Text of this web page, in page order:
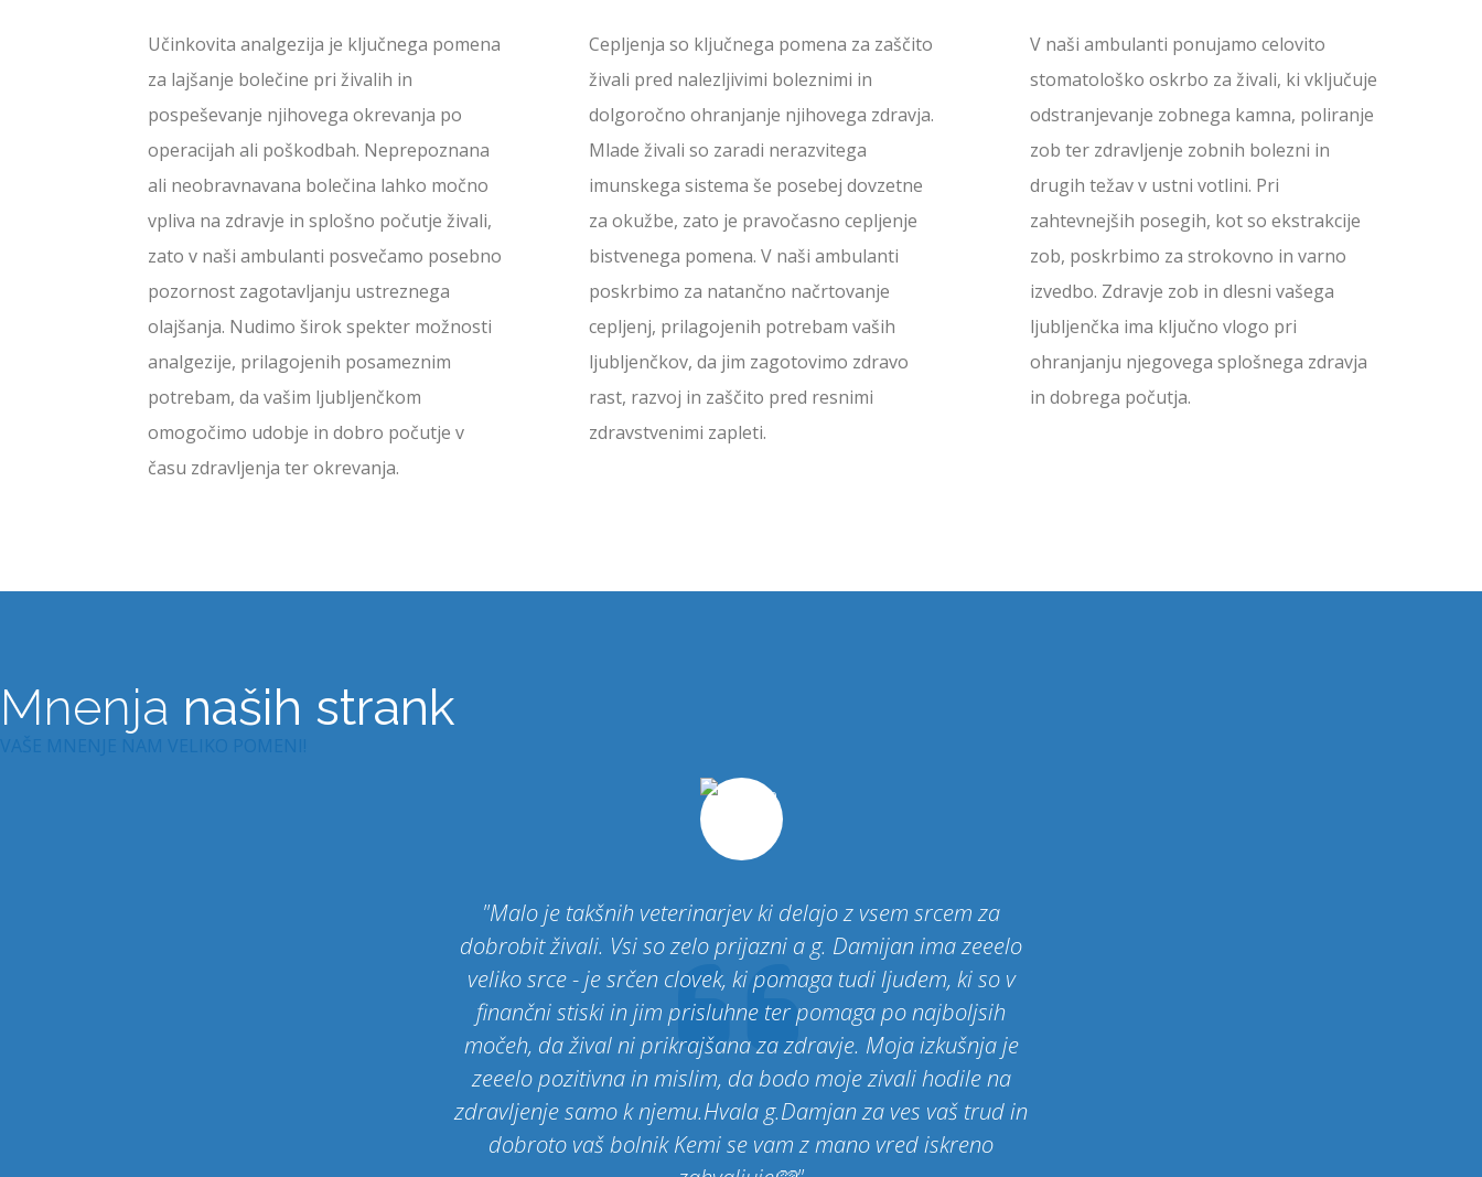
Učinkovita analgezija je ključnega pomena
za lajšanje bolečine pri živalih in
pospeševanje njihovega okrevanja po
operacijah ali poškodbah. Neprepoznana
ali neobravnavana bolečina lahko močno
vpliva na zdravje in splošno počutje živali,
zato v naši ambulanti posvečamo posebno
pozornost zagotavljanju ustreznega
olajšanja. Nudimo širok spekter možnosti
analgezije, prilagojenih posameznim
potrebam, da vašim ljubljenčkom
omogočimo udobje in dobro počutje v
času zdravljenja ter okrevanja.
Cepljenja so ključnega pomena za zaščito
živali pred nalezljivimi boleznimi in
dolgoročno ohranjanje njihovega zdravja.
Mlade živali so zaradi nerazvitega
imunskega sistema še posebej dovzetne
za okužbe, zato je pravočasno cepljenje
bistvenega pomena. V naši ambulanti
poskrbimo za natančno načrtovanje
cepljenj, prilagojenih potrebam vaših
ljubljenčkov, da jim zagotovimo zdravo
rast, razvoj in zaščito pred resnimi
zdravstvenimi zapleti.
V naši ambulanti ponujamo celovito
stomatološko oskrbo za živali, ki vključuje
odstranjevanje zobnega kamna, poliranje
zob ter zdravljenje zobnih bolezni in
drugih težav v ustni votlini. Pri
zahtevnejših posegih, kot so ekstrakcije
zob, poskrbimo za strokovno in varno
izvedbo. Zdravje zob in dlesni vašega
ljubljenčka ima ključno vlogo pri
ohranjanju njegovega splošnega zdravja
in dobrega počutja.
Mnenja naših strank
"Malo je takšnih veterinarjev ki delajo z vsem srcem za
dobrobit živali. Vsi so zelo prijazni a g. Damijan ima zeeelo
veliko srce - je srčen clovek, ki pomaga tudi ljudem, ki so v
finančni stiski in jim prisluhne ter pomaga po najboljsih
močeh, da žival ni prikrajšana za zdravje. Moja izkušnja je
zeeelo pozitivna in mislim, da bodo moje zivali hodile na
zdravljenje samo k njemu.Hvala g.Damjan za ves vaš trud in
dobroto vaš bolnik Kemi se vam z mano vred iskreno